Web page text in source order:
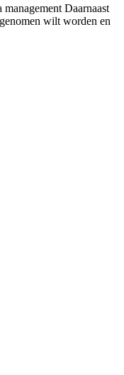
Daarnaast
wilt worden en